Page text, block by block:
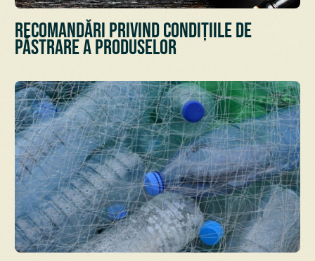
Recomandări privind condițiile de
păstrare a Produselor